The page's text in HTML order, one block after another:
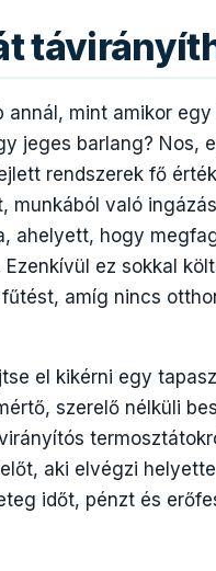
annál, mint amikor
jeges barlang? Nos,
rendszerek fő
munkából való
ahelyett, hogy
ez sokkal
amíg nincs
el kikérni egy
szerelő nélküli
aki elvégzi
időt, pénzt és